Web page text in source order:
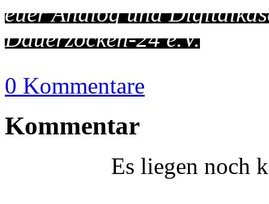
euer Analog und
Dauerzocken-24 e.V.
0 Kommentare
Kommentar
Es liegen noch